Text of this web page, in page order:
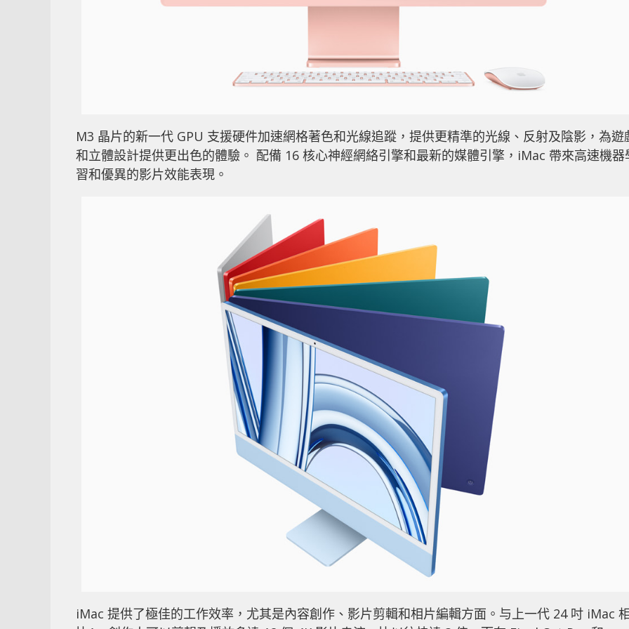
M3 晶片的新一代 GPU 支援硬件加速網格著色和光線追蹤，提供更精準的光線、反射及陰影，為遊
和立體設計提供更出色的體驗。 配備 16 核心神經網絡引擎和最新的媒體引擎，iMac 帶來高速機器
習和優異的影片效能表現。
iMac 提供了極佳的工作效率，尤其是內容創作、影片剪輯和相片編輯方面。与上一代 24 吋 iMac